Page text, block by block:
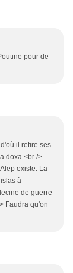
pour de
il retire ses
doxa.<br />
existe. La
à
de guerre
Faudra qu'on